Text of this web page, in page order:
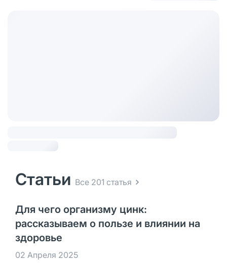
Статьи Все 201 статья
Для чего организму цинк:
рассказываем о пользе и влиянии на
здоровье
02 Апреля 2025